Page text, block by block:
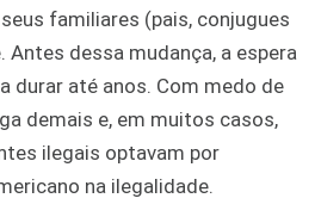
familiares (pais, conjugues
dessa mudança, a espera
durar até anos. Com medo de
demais e, em muitos casos,
ilegais optavam por
na ilegalidade.